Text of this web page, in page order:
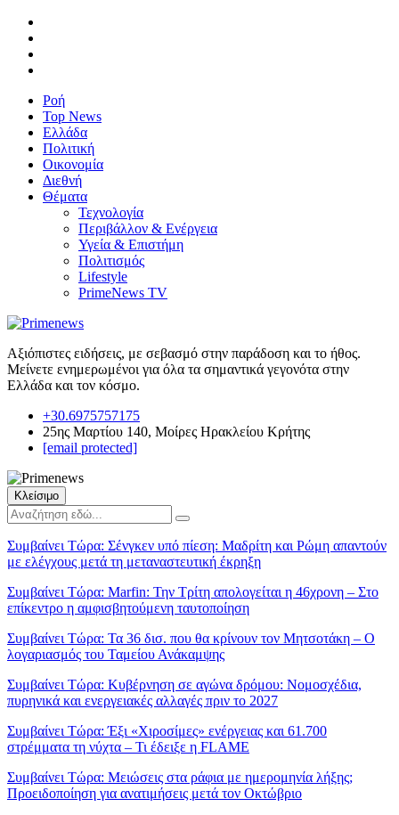
Ροή
Top News
Ελλάδα
Πολιτική
Οικονομία
Διεθνή
Θέματα
Τεχνολογία
Περιβάλλον & Ενέργεια
Υγεία & Επιστήμη
Πολιτισμός
Lifestyle
PrimeNews TV
Αξιόπιστες ειδήσεις, με σεβασμό στην παράδοση και το ήθος.
Μείνετε ενημερωμένοι για όλα τα σημαντικά γεγονότα στην
Ελλάδα και τον κόσμο.
+30.6975757175
25ης Μαρτίου 140, Μοίρες Ηρακλείου Κρήτης
[email protected]
Κλείσιμο
Συμβαίνει Τώρα: Σένγκεν υπό πίεση: Μαδρίτη και Ρώμη απαντούν
με ελέγχους μετά τη μεταναστευτική έκρηξη
Συμβαίνει Τώρα: Marfin: Την Τρίτη απολογείται η 46χρονη – Στο
επίκεντρο η αμφισβητούμενη ταυτοποίηση
Συμβαίνει Τώρα: Τα 36 δισ. που θα κρίνουν τον Μητσοτάκη – Ο
λογαριασμός του Ταμείου Ανάκαμψης
Συμβαίνει Τώρα: Κυβέρνηση σε αγώνα δρόμου: Νομοσχέδια,
πυρηνικά και ενεργειακές αλλαγές πριν το 2027
Συμβαίνει Τώρα: Έξι «Χιροσίμες» ενέργειας και 61.700
στρέμματα τη νύχτα – Τι έδειξε η FLAME
Συμβαίνει Τώρα: Μειώσεις στα ράφια με ημερομηνία λήξης;
Προειδοποίηση για ανατιμήσεις μετά τον Οκτώβριο